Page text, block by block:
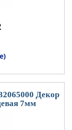
Декор
7мм